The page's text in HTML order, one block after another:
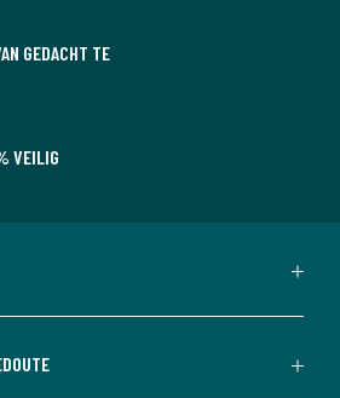
GEDACHT TE
VEILIG